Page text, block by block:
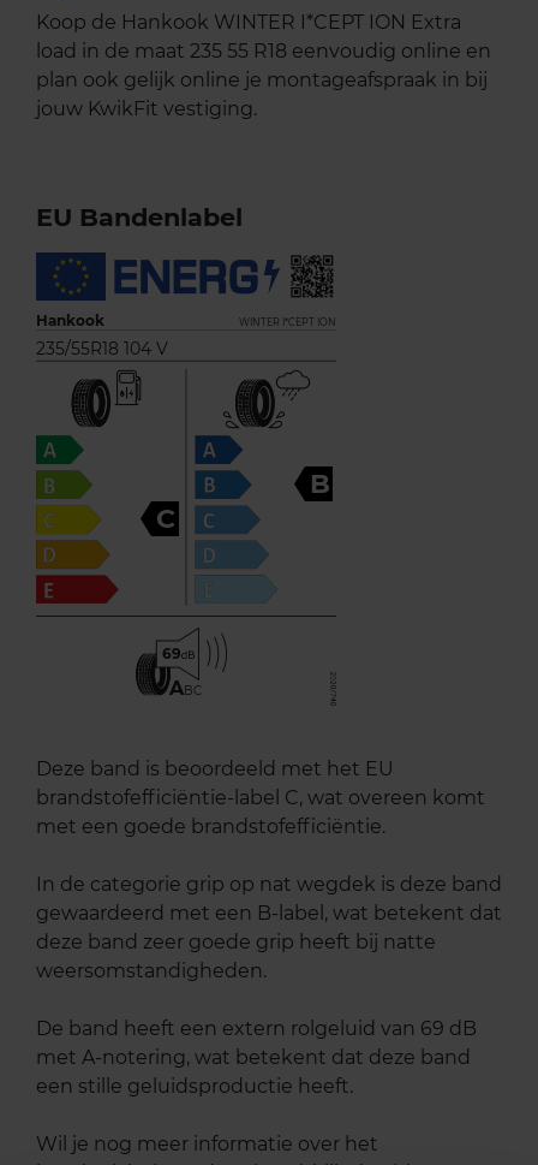
Koop de Hankook WINTER I*CEPT ION Extra
load in de maat 235 55 R18 eenvoudig online en
plan ook gelijk online je montageafspraak in bij
jouw KwikFit vestiging.
EU Bandenlabel
Hankook WINTER I*CEPT ION
235/55R18 104 V
C
B
69
ABC
Deze band is beoordeeld met het EU
brandstofefficiëntie-label C, wat overeen komt
met een goede brandstofefficiëntie.
In de categorie grip op nat wegdek is deze band
gewaardeerd met een B-label, wat betekent dat
deze band zeer goede grip heeft bij natte
weersomstandigheden.
De band heeft een extern rolgeluid van 69 dB
met A-notering, wat betekent dat deze band
een stille geluidsproductie heeft.
Wil je nog meer informatie over het